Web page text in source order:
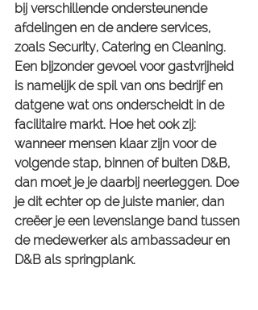
bij verschillende ondersteunende
afdelingen en de andere services,
zoals Security, Catering en Cleaning.
Een bijzonder gevoel voor gastvrijheid
is namelijk de spil van ons bedrijf en
datgene wat ons onderscheidt in de
facilitaire markt. Hoe het ook zij:
wanneer mensen klaar zijn voor de
volgende stap, binnen of buiten D&B,
dan moet je je daarbij neerleggen. Doe
je dit echter op de juiste manier, dan
creëer je een levenslange band tussen
de medewerker als ambassadeur en
D&B als springplank.